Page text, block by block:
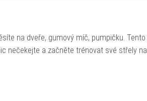
na dveře, gumový míč, pumpičku. Tento
nečekejte a začněte trénovat své střely na